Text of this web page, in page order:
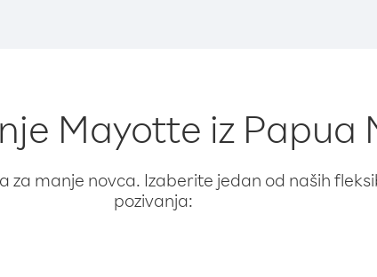
Mayotte iz Papua
za manje novca. Izaberite jedan od naših
pozivanja: